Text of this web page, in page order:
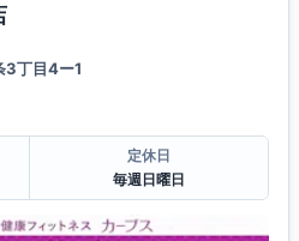
3丁目4ー1
定休日
毎週日曜日